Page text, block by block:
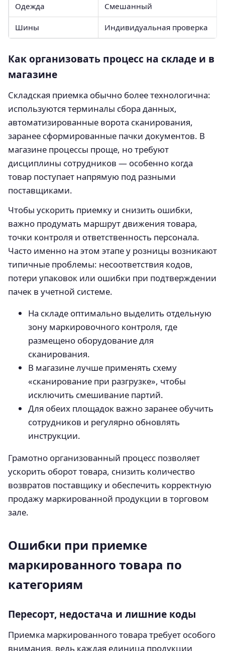
Одежда Смешанный
Шины Индивидуальная проверка
Как организовать процесс на складе и в
магазине
Складская приемка обычно более технологична:
используются терминалы сбора данных,
автоматизированные ворота сканирования,
заранее сформированные пачки документов. В
магазине процессы проще, но требуют
дисциплины сотрудников — особенно когда
товар поступает напрямую под разными
поставщиками.
Чтобы ускорить приемку и снизить ошибки,
важно продумать маршрут движения товара,
точки контроля и ответственность персонала.
Часто именно на этом этапе у розницы возникают
типичные проблемы: несоответствия кодов,
потери упаковок или ошибки при подтверждении
пачек в учетной системе.
На складе оптимально выделить отдельную
зону маркировочного контроля, где
размещено оборудование для
сканирования.
В магазине лучше применять схему
«сканирование при разгрузке», чтобы
исключить смешивание партий.
Для обеих площадок важно заранее обучить
сотрудников и регулярно обновлять
инструкции.
Грамотно организованный процесс позволяет
ускорить оборот товара, снизить количество
возвратов поставщику и обеспечить корректную
продажу маркированной продукции в торговом
зале.
Ошибки при приемке
маркированного товара по
категориям
Пересорт, недостача и лишние коды
Приемка маркированного товара требует особого
внимания, ведь каждая единица продукции